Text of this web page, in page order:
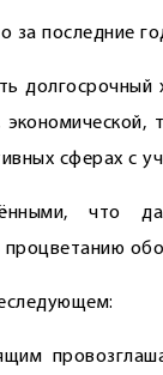
за последние
долгосрочный
экономической,
сферах с
что
процветанию